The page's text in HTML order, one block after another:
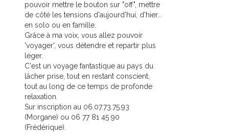
pouvoir mettre le bouton sur "off", mettre
de côté les tensions d'aujourd'hui, d'hier...
en solo ou en famille.
Grâce à ma voix, vous allez pouvoir
'voyager', vous détendre et repartir plus
léger.
C'est un voyage fantastique au pays du
lâcher prise, tout en restant conscient,
tout au long de ce temps de profonde
relaxation.
Sur inscription au 06.07.73.75.93
(Morgane) ou 06 77 81 45 90
(Frédérique).